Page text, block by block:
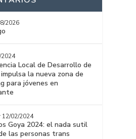
2026
2024
Local de Desarrollo de
la nueva zona de
para jóvenes en
12/02/2024
Goya 2024: el nada sutil
las personas trans